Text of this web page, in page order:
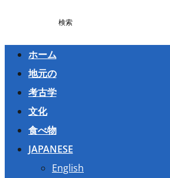
検索
ホーム
地元の
考古学
文化
食べ物
JAPANESE
English